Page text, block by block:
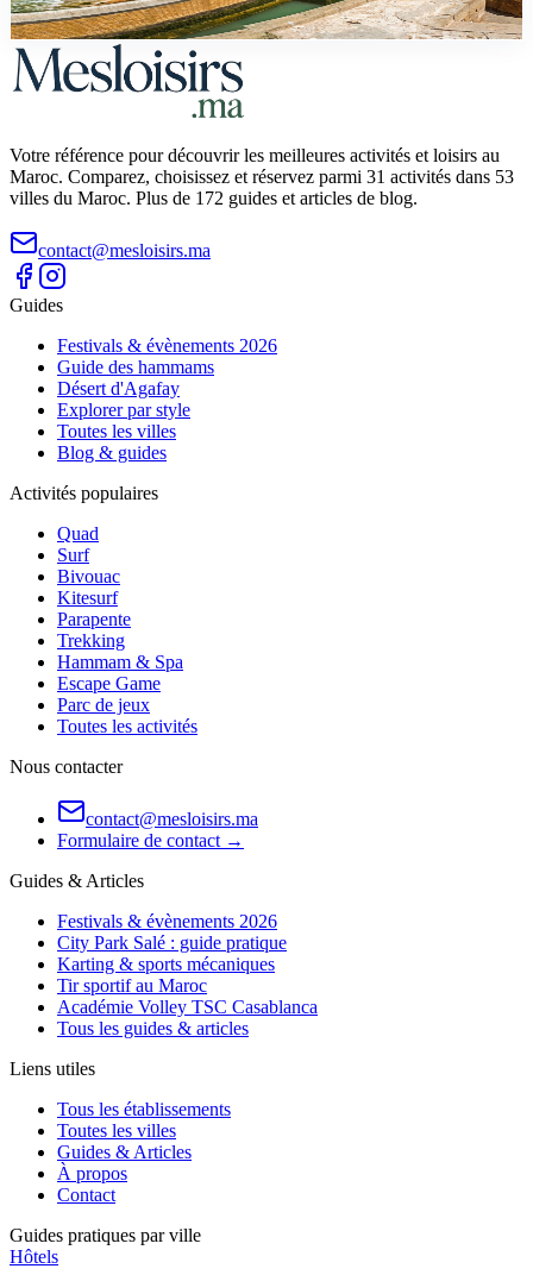
pour réussir votre journée à Essaouira depuis Marrakech.
Votre référence pour découvrir les meilleures activités et loisirs au
Maroc. Comparez, choisissez et réservez parmi 31 activités dans 53
villes du Maroc. Plus de 172 guides et articles de blog.
contact@mesloisirs.ma
Guides
Festivals & évènements 2026
Guide des hammams
Désert d'Agafay
Explorer par style
Toutes les villes
Blog & guides
Activités populaires
Quad
Surf
Bivouac
Kitesurf
Parapente
Trekking
Hammam & Spa
Escape Game
Parc de jeux
Toutes les activités
Nous contacter
contact@mesloisirs.ma
Formulaire de contact →
Guides & Articles
Festivals & évènements 2026
City Park Salé : guide pratique
Karting & sports mécaniques
Tir sportif au Maroc
Académie Volley TSC Casablanca
Tous les guides & articles
Liens utiles
Tous les établissements
Toutes les villes
Guides & Articles
À propos
Contact
Guides pratiques par ville
Hôtels